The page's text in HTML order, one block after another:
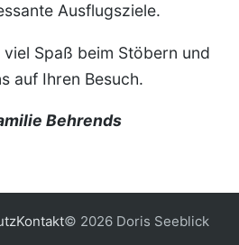
Ausflugsziele.
Spaß beim Stöbern und
auf Ihren Besuch.
Behrends
Kontakt© 2026 Doris Seeblick